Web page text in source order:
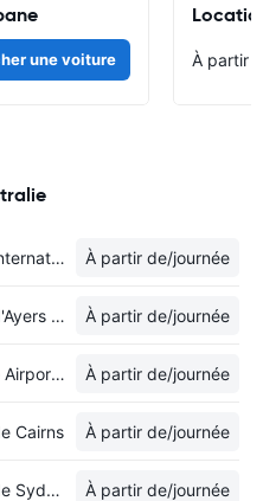
une voiture À partir
Location de voitures Aéroport International de Brisbane À partir de/journée
Location de voitures Aéroport d'Ayers Rock À partir de/journée
Location de voitures Melbourne Airport - International Terminal À partir de/journée
Cairns À partir de/journée
Location de voitures Aéroport de Sydney-Kingsford Smith À partir de/journée